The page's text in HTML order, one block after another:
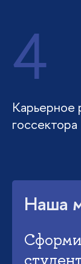
4
Карьерное
госсектора
Наша